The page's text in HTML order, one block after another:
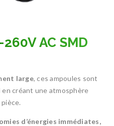
AC SMD
large, ces ampoules sont
en créant une atmosphère
d’énergies immédiates,